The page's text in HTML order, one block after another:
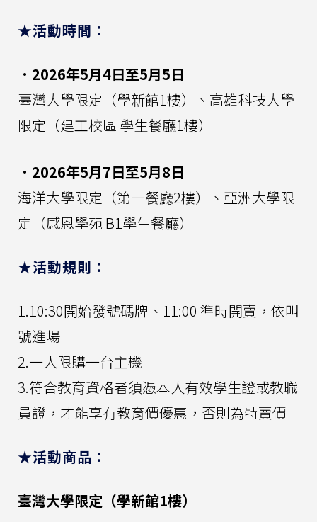
★活動時間：
．2026年5月4日至5月5日
臺灣大學限定（學新館1樓）、高雄科技大學
限定（建工校區 學生餐廳1樓）
．2026年5月7日至5月8日
海洋大學限定（第一餐廳2樓）、亞洲大學限
定（感恩學苑 B1學生餐廳）
★活動規則：
1.10:30開始發號碼牌、11:00 準時開賣，依叫
號進場
2.一人限購一台主機
3.符合教育資格者須憑本人有效學生證或教職
員證，才能享有教育價優惠，否則為特賣價
★活動商品：
臺灣大學限定（學新館1樓）